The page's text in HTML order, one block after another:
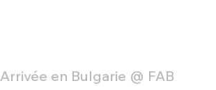
Arrivée en Bulgarie @ FAB